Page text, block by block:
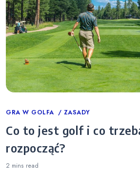
Categories
GRA W GOLFA ZASADY
Co to jest golf i co
rozpocząć?
2 mins read